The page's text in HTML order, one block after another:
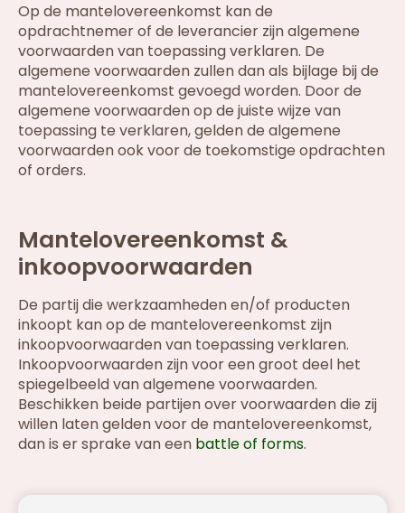
Op de mantelovereenkomst kan de
opdrachtnemer of de leverancier zijn algemene
voorwaarden van toepassing verklaren. De
algemene voorwaarden zullen dan als bijlage bij de
mantelovereenkomst gevoegd worden. Door de
algemene voorwaarden op de juiste wijze van
toepassing te verklaren, gelden de algemene
voorwaarden ook voor de toekomstige opdrachten
of orders.
Mantelovereenkomst &
inkoopvoorwaarden
De partij die werkzaamheden en/of producten
inkoopt kan op de mantelovereenkomst zijn
inkoopvoorwaarden van toepassing verklaren.
Inkoopvoorwaarden zijn voor een groot deel het
spiegelbeeld van algemene voorwaarden.
Beschikken beide partijen over voorwaarden die zij
willen laten gelden voor de mantelovereenkomst,
dan is er sprake van een battle of forms.